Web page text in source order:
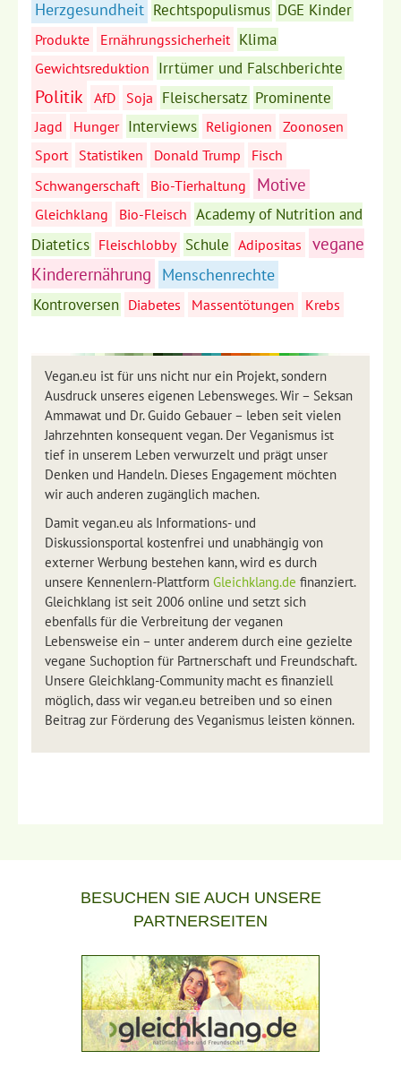
Herzgesundheit Rechtspopulismus DGE Kinder
Produkte Ernährungssicherheit Klima
Gewichtsreduktion Irrtümer und Falschberichte
Politik AfD Soja Fleischersatz Prominente
Jagd Hunger Interviews Religionen
Zoonosen
Sport
Statistiken Donald Trump
Fisch
Schwangerschaft
Bio-Tierhaltung Motive
Gleichklang Bio-Fleisch Academy of Nutrition and
Diatetics Fleischlobby Schule Adipositas
vegane
Kinderernährung
Menschenrechte
Kontroversen Diabetes Massentötungen Krebs
Vegan.eu ist für uns nicht nur ein Projekt, sondern
Ausdruck unseres eigenen Lebensweges. Wir – Seksan
Ammawat und Dr. Guido Gebauer – leben seit vielen
Jahrzehnten konsequent vegan. Der Veganismus ist
tief in unserem Leben verwurzelt und prägt unser
Denken und Handeln. Dieses Engagement möchten
wir auch anderen zugänglich machen.
Damit vegan.eu als Informations- und
Diskussionsportal kostenfrei und unabhängig von
externer Werbung bestehen kann, wird es durch
unsere Kennenlern-Plattform Gleichklang.de finanziert.
Gleichklang ist seit 2006 online und setzt sich
ebenfalls für die Verbreitung der veganen
Lebensweise ein – unter anderem durch eine gezielte
vegane Suchoption für Partnerschaft und Freundschaft.
Unsere Gleichklang-Community macht es finanziell
möglich, dass wir vegan.eu betreiben und so einen
Beitrag zur Förderung des Veganismus leisten können.
BESUCHEN SIE AUCH UNSERE
PARTNERSEITEN